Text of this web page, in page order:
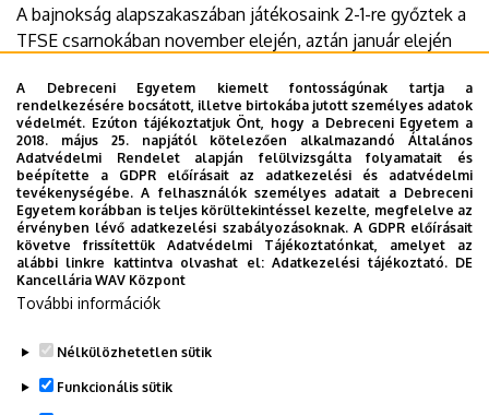
A bajnokság alapszakaszában játékosaink 2-1-re győztek a
TFSE csarnokában november elején, aztán január elején
áprilisban egy 3-0-s sikerrel vágtak vissza a budapestiek.
A döntő programja:
Május 18. (vasárnap) 15.00: DEAC-TFSE-Tent Budapest
Május 25. (vasárnap) 16.00: TFSE-Tent Budapest-DEAC
Május 31. (szombat) 16.00: DEAC-TFSE-Tent Budapest
Fotó: Derencsényi István
onDEAC.
A Debreceni Egyetem kiemelt fontosságúnak tartja a
rendelkezésére bocsátott, illetve birtokába jutott személyes adatok
védelmét. Ezúton tájékoztatjuk Önt, hogy a Debreceni Egyetem a
2018. május 25. napjától kötelezően alkalmazandó Általános
Adatvédelmi Rendelet alapján felülvizsgálta folyamatait és
beépítette a GDPR előírásait az adatkezelési és adatvédelmi
tevékenységébe. A felhasználók személyes adatait a Debreceni
Egyetem korábban is teljes körültekintéssel kezelte, megfelelve az
érvényben lévő adatkezelési szabályozásoknak. A GDPR előírásait
követve frissítettük Adatvédelmi Tájékoztatónkat, amelyet az
alábbi linkre kattintva olvashat el:Adatkezelési tájékoztató. DE
Kancellária WAV Központ
További információk
Nélkülözhetetlen sütik
Funkcionális sütik